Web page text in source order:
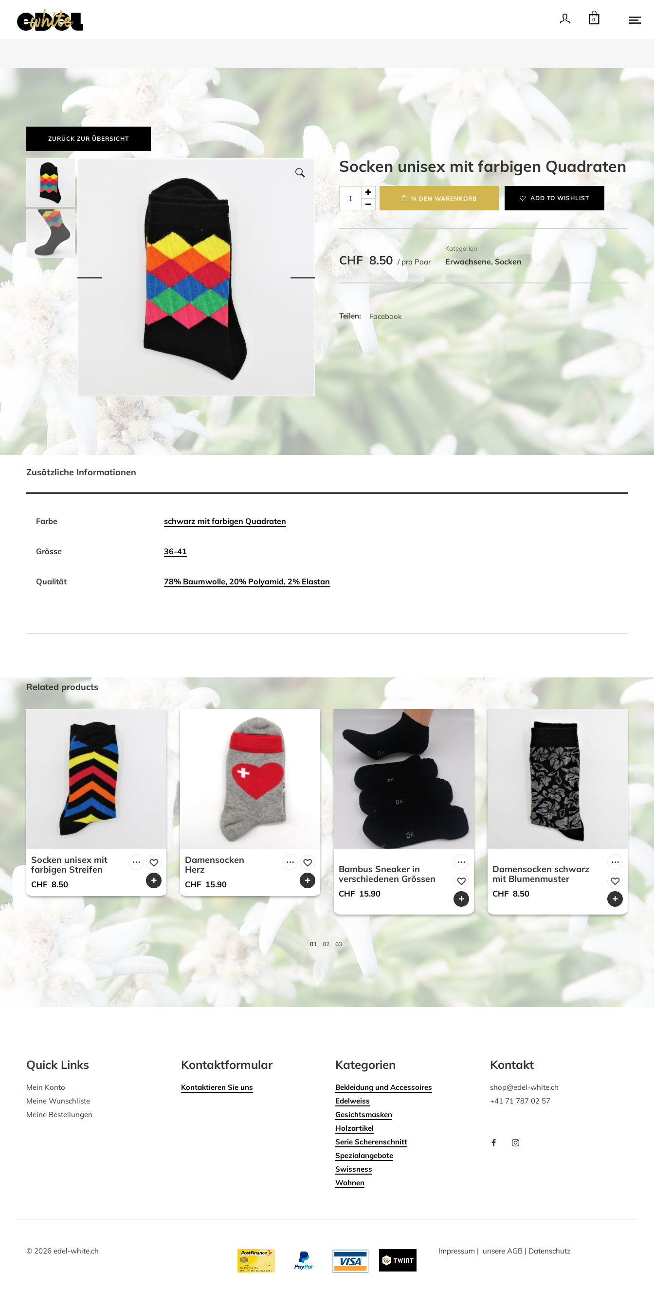
0
ZURÜCK ZUR ÜBERSICHT
Socken unisex mit farbigen Quadraten
Socken
unisex
Quadraten
Menge
IN DEN WARENKORB ADD TO WISHLIST
CHF 8.50 / pro Paar
Kategorien
Erwachsene, Socken
Facebook
Zusätzliche Informationen
Farbe schwarz mit farbigen Quadraten
Grösse 36-41
Qualität 78% Baumwolle, 20% Polyamid, 2% Elastan
Related products
Socken unisex mit
farbigen Streifen
CHF 8.50
Damensocken
Herz
CHF 15.90
Bambus Sneaker in
verschiedenen Grössen
CHF 15.90
Damensocken schwarz
mit Blumenmuster
CHF 8.50
Quick Links
Mein Konto
Meine Wunschliste
Meine Bestellungen
Kontaktformular
Kontaktieren Sie uns
Kategorien
Bekleidung und Accessoires
Edelweiss
Gesichtsmasken
Holzartikel
Serie Scherenschnitt
Spezialangebote
Swissness
Wohnen
Kontakt
shop@edel-white.ch
+41 71 787 02 57
© 2026edel-white.ch Impressum | unsere AGB | Datenschutz